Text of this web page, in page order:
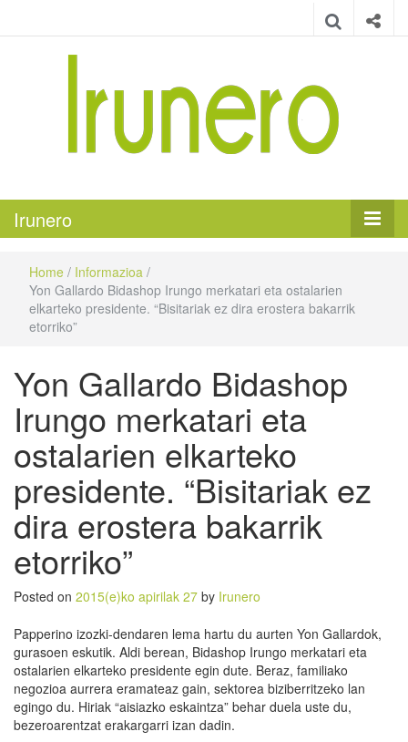
Irunero
Home / Informazioa /
Yon Gallardo Bidashop Irungo merkatari eta ostalarien
elkarteko presidente. “Bisitariak ez dira erostera bakarrik
etorriko”
Yon Gallardo Bidashop
Irungo merkatari eta
ostalarien elkarteko
presidente. “Bisitariak ez
dira erostera bakarrik
etorriko”
Posted on 2015(e)ko apirilak 27 by Irunero
Papperino izozki-dendaren lema hartu du aurten Yon Gallardok,
gurasoen eskutik. Aldi berean, Bidashop Irungo merkatari eta
ostalarien elkarteko presidente egin dute. Beraz, familiako
negozioa aurrera eramateaz gain, sektorea biziberritzeko lan
egingo du. Hiriak “aisiazko eskaintza” behar duela uste du,
bezeroarentzat erakargarri izan dadin.